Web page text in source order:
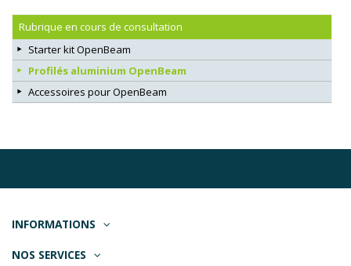
Rubrique en cours de consultation
Starter kit OpenBeam
Profilés aluminium OpenBeam
Accessoires pour OpenBeam
INFORMATIONS
NOS SERVICES